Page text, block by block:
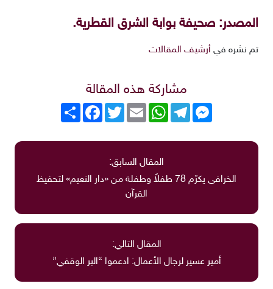
المصدر: صحيفة بوابة الشرق القطرية.
تم نشره في أرشيف المقالات
مشاركة هذه المقالة
انشر
FacebookTwitterEmail
WhatsAppTelegram
Messenger
المقال السابق:
الخرافى يكرّم 78 طفلاً وطفلة من «دار النعيم» لتحفيظ
القرآن
المقال التالي:
أمير عسير لرجال الأعمال: ادعموا “البر الوقفي”